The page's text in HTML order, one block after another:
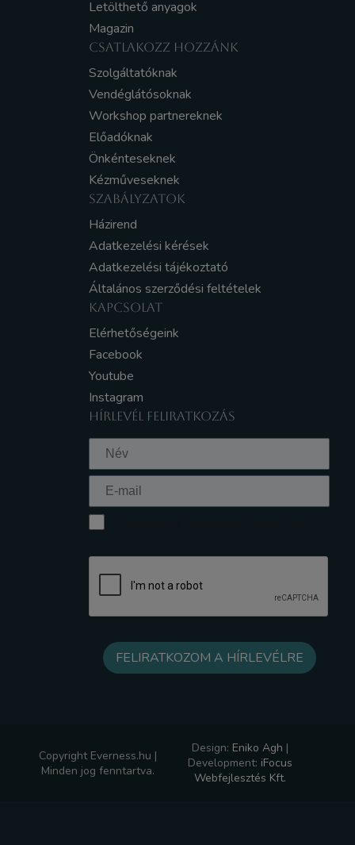
Letölthető anyagok
Magazin
CSATLAKOZZ HOZZÁNK
Szolgáltatóknak
Vendéglátósoknak
Workshop partnereknek
Előadóknak
Önkénteseknek
Kézműveseknek
SZABÁLYZATOK
Házirend
Adatkezelési kérések
Adatkezelési tájékoztató
Általános szerződési feltételek
KAPCSOLAT
Elérhetőségeink
Facebook
Youtube
Instagram
HÍRLEVÉL FELIRATKOZÁS
Copyright Everness.hu |
Minden jog fenntartva.
Design: Eniko Agh |
Development: iFocus
Webfejlesztés Kft.